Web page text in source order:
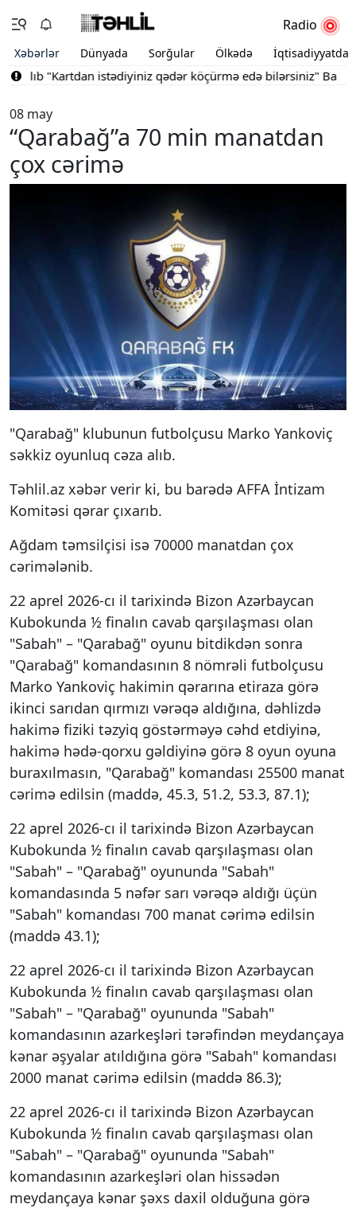
Radio
Xəbərlər Dünyada Sorğular Ölkədə İqtisadiyyatda
"Kartdan istədiyiniz qədər köçürmə edə bilərsiniz" Bakının
08 may
“Qarabağ”a 70 min manatdan
çox cərimə
"Qarabağ" klubunun futbolçusu Marko Yankoviç
səkkiz oyunluq cəza alıb.
Təhlil.az xəbər verir ki, bu barədə AFFA İntizam
Komitəsi qərar çıxarıb.
Ağdam təmsilçisi isə 70000 manatdan çox
cərimələnib.
22 aprel 2026-cı il tarixində Bizon Azərbaycan
Kubokunda ½ finalın cavab qarşılaşması olan
"Sabah" – "Qarabağ" oyunu bitdikdən sonra
"Qarabağ" komandasının 8 nömrəli futbolçusu
Marko Yankoviç hakimin qərarına etiraza görə
ikinci sarıdan qırmızı vərəqə aldığına, dəhlizdə
hakimə fiziki təzyiq göstərməyə cəhd etdiyinə,
hakimə hədə-qorxu gəldiyinə görə 8 oyun oyuna
buraxılmasın, "Qarabağ" komandası 25500 manat
cərimə edilsin (maddə, 45.3, 51.2, 53.3, 87.1);
22 aprel 2026-cı il tarixində Bizon Azərbaycan
Kubokunda ½ finalın cavab qarşılaşması olan
"Sabah" – "Qarabağ" oyununda "Sabah"
komandasında 5 nəfər sarı vərəqə aldığı üçün
"Sabah" komandası 700 manat cərimə edilsin
(maddə 43.1);
22 aprel 2026-cı il tarixində Bizon Azərbaycan
Kubokunda ½ finalın cavab qarşılaşması olan
"Sabah" – "Qarabağ" oyununda "Sabah"
komandasının azarkeşləri tərəfindən meydançaya
kənar əşyalar atıldığına görə "Sabah" komandası
2000 manat cərimə edilsin (maddə 86.3);
22 aprel 2026-cı il tarixində Bizon Azərbaycan
Kubokunda ½ finalın cavab qarşılaşması olan
"Sabah" – "Qarabağ" oyununda "Sabah"
komandasının azarkeşləri olan hissədən
meydançaya kənar şəxs daxil olduğuna görə